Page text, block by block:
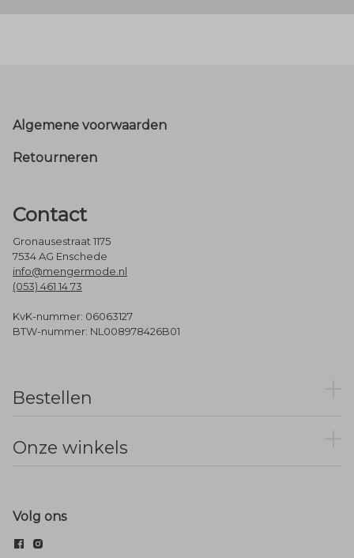
Footer
Algemene voorwaarden
Retourneren
Contact
Gronausestraat 1175
7534 AG Enschede
info@mengermode.nl
(053) 461 14 73
KvK-nummer: 06063127
BTW-nummer: NL008978426B01
Bestellen
Onze winkels
Volg ons